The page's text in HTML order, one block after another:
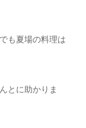
も夏場の料理は
とに助かりま